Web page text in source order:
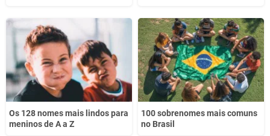
Os 128 nomes mais lindos para
meninos de A a Z
100 sobrenomes mais comuns
no Brasil